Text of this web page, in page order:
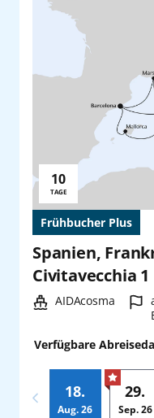
Frühbucher Plus
Spanien,
Civitavecchia 1
Schiff:
AIDAcosma
Verfügbare
18.
Aug. 26
29.
Sep.26
Reisedauer:
10
TAGE